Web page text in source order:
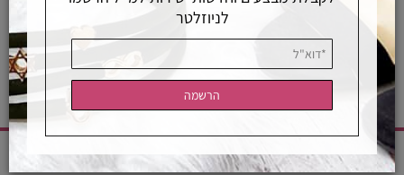
אחראיות בלעדית משלוחים מהירים רכישה מאובטחת
לניוזלטר